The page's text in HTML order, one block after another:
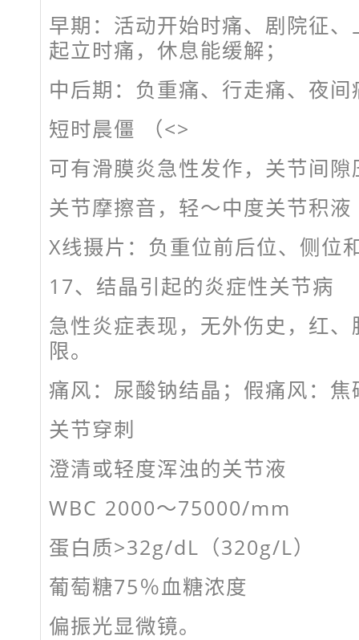
早期：活动开始时痛、剧院征
起立时痛，休息能缓解；
中后期：负重痛、行走痛、夜间
短时晨僵 （<>
可有滑膜炎急性发作，关节间
关节摩擦音，轻～中度关节积液
X线摄片：负重位前后位、侧位
17、结晶引起的炎症性关节病
急性炎症表现，无外伤史，红
限。
痛风：尿酸钠结晶；假痛风：
关节穿刺
澄清或轻度浑浊的关节液
WBC 2000～75000/mm
蛋白质>32g/dL（320g/L）
葡萄糖75％血糖浓度
偏振光显微镜。